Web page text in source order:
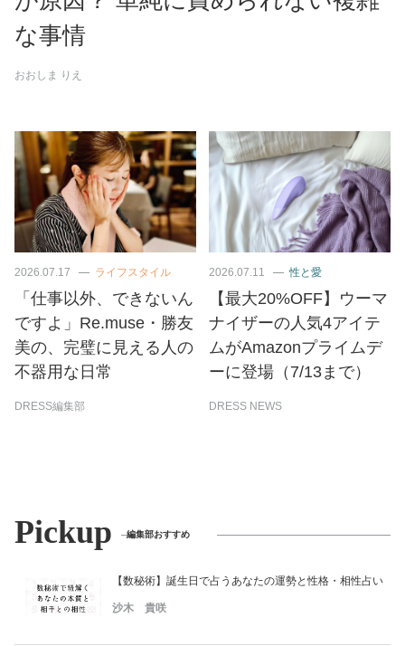
な事情
おおしま りえ
2026.07.17 ライフスタイル
「仕事以外、できないん
ですよ」Re.muse・勝友
美の、完璧に見える人の
不器用な日常
DRESS編集部
2026.07.11 性と愛
【最大20%OFF】ウーマ
ナイザーの人気4アイテ
ムがAmazonプライムデ
ーに登場（7/13まで）
DRESS NEWS
Pickup 編集部おすすめ
【数秘術】誕生日で占うあなたの運勢と性格・相性占い
沙木 貴咲